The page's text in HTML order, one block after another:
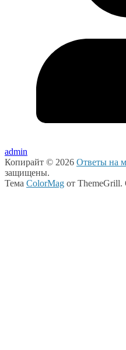
admin
Копирайт © 2026 Ответы на
защищены.
Тема ColorMag от ThemeGrill.